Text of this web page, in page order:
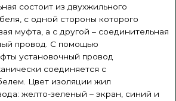
состоит из двухжильного
с одной стороны которого
муфта, а с другой – соединительная
провод. С помощью
установочный провод
соединяется с
Цвет изоляции жил
желто-зеленый – экран, синий и